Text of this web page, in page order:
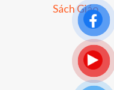
Sách Giáo